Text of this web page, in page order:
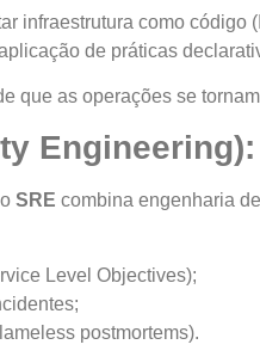
infraestrutura como
de práticas
que as operações se
SRE combina engenharia
Level Objectives);
postmortems).